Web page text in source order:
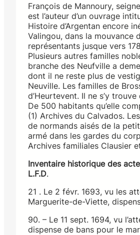
François de Mannoury,
est l’auteur d’un ouvrage
Histoire d’Argentan encore
Valingou, dans la mouvance
représentants jusque vers
Plusieurs autres familles
branche des Neufville a
dont il ne reste plus de
Neuville. Les familles de
d’Heurtevent. Il ne s’y
De 500 habitants qu’elle
(1) Archives du Calvados.
de normands aisés de la
armé dans les gardes du
Archives familiales Clausier
Inventaire historique des
L.F.D.
21 . Le 2 févr. 1693, vu les
Marguerite-de-Viette,
90. – Le 11 sept. 1694, vu
dispense de bans pour le